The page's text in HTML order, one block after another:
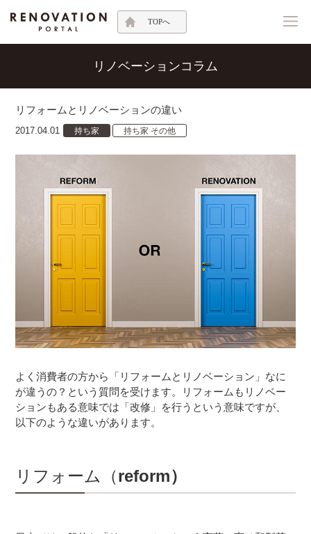
TOPへ
リノベーションコラム
リフォームとリノベーションの違い
2017.04.01 持ち家 持ち家 その他
よく消費者の方から「リフォームとリノベーション」なに
が違うの？という質問を受けます。リフォームもリノベー
ションもある意味では「改修」を行うという意味ですが、
以下のような違いがあります。
リフォーム（reform）